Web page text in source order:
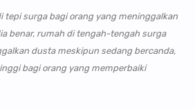
tepi surga bagi orang yang meninggalkan
benar, rumah di tengah-tengah surga
dusta meskipun sedang bercanda,
bagi orang yang memperbaiki